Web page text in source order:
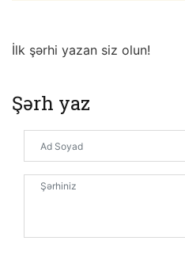
Bülbül, Şəlalə və İrfan 200
Bir Hədis
Bir Ayə
“İrfan” Abi-Həyat Qətrəsidir
Mənəvi dəyərlərin təbliğinə
Azərbaycan Mətbuat
İlk şərhi yazan siz olun!
Şərh yaz